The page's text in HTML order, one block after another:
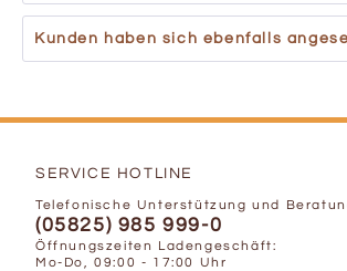
Kunden haben sich ebenfalls
SERVICE HOTLINE
Telefonische Unterstützung und
(05825) 985 999-0
Öffnungszeiten Ladengeschäft:
Mo-Do, 09:00 - 17:00 Uhr